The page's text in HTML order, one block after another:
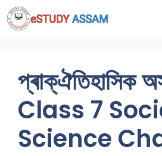
প্ৰাক্ঐতিহাসিক
Class 7
Science